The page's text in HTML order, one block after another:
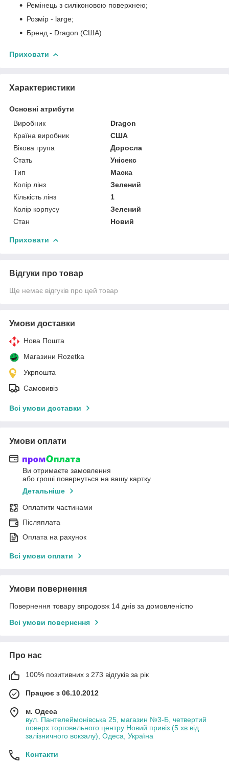
Ремінець з силіконовою поверхнею;
Розмір - large;
Бренд - Dragon (США)
Приховати
Характеристики
Основні атрибути
Виробник
Dragon
Країна виробник
США
Вікова група
Доросла
Стать
Унісекс
Тип
Маска
Колір лінз
Зелений
Кількість лінз
1
Колір корпусу
Зелений
Стан
Новий
Приховати
Відгуки про товар
Ще немає відгуків про цей товар
Умови доставки
Нова Пошта
Магазини Rozetka
Укрпошта
Самовивіз
Всі умови доставки
Умови оплати
Ви отримаєте замовлення
або гроші повернуться на вашу картку
Детальніше
Оплатити частинами
Післяплата
Оплата на рахунок
Всі умови оплати
Умови повернення
Повернення товару впродовж 14 днів за домовленістю
Всі умови повернення
Про нас
100% позитивних з 273 відгуків за рік
Працює з 06.10.2012
м. Одеса
вул. Пантелеймонівська 25, магазин №3-Б, четвертий
поверх торговельного центру Новий привіз (5 хв від
залізничного вокзалу), Одеса, Україна
Контакти